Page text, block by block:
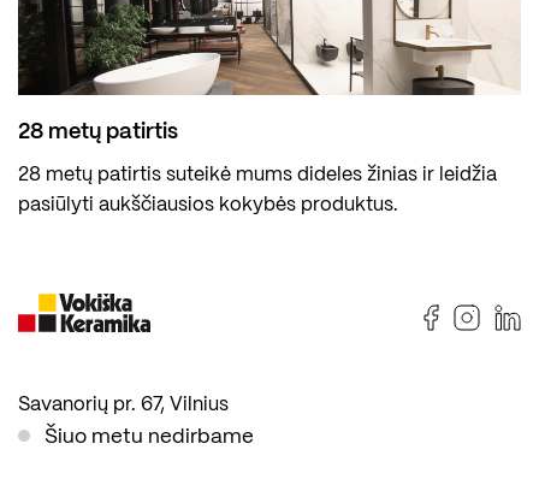
28 metų patirtis
28 metų patirtis suteikė mums dideles žinias ir leidžia
pasiūlyti aukščiausios kokybės produktus.
Savanorių pr. 67, Vilnius
Šiuo metu nedirbame